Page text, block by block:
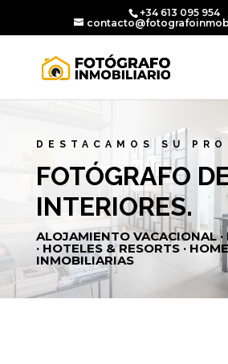
+34 613 095 954
DESTACAMOS SU
FOTÓGRAFO
INTERIORES.
ALOJAMIENTO VACACIONAL
· HOTELES & RESORTS ·
INMOBILIARIAS